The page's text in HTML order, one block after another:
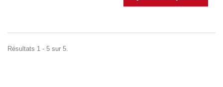
Résultats 1 - 5 sur 5.